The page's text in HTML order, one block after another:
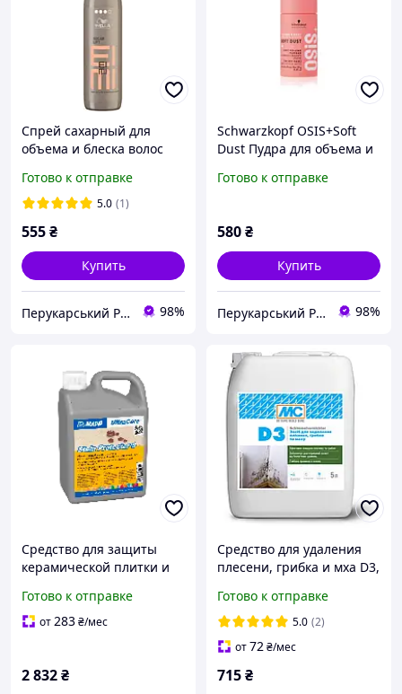
Спрей сахарный для
объема и блеска волос
Sugar Lift 150 мл
Готово к отправке
5.0 (1)
555₴
Купить
Перукарський Рай 98%
Schwarzkopf OSIS+Soft
Dust Пудра для объема и
Готово к отправке
580₴
Купить
Перукарський Рай 98%
Средство для защиты
керамической плитки и
Mapei Ultracare Stain
Protector S, 1 л (USPS1)
Готово к отправке
от283₴/мес
2 832₴
Средство для удаления
плесени, грибка и мха D3,
D3-05)
Готово к отправке
5.0 (2)
от72₴/мес
715₴